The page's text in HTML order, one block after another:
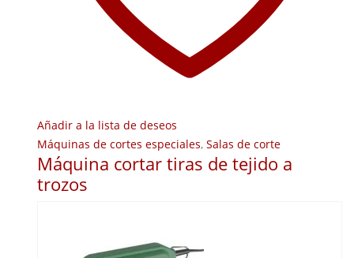
Añadir a la lista de deseos
Máquinas de cortes especiales, Salas de corte
Máquina cortar tiras de tejido a
trozos